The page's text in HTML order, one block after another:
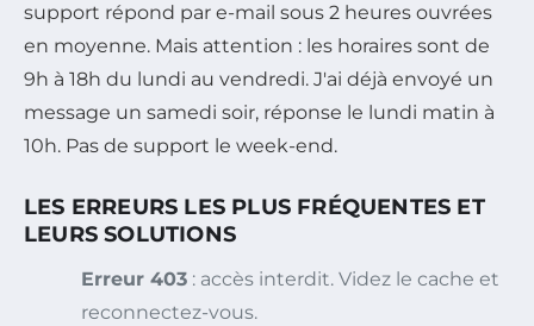
support répond par e-mail sous 2 heures ouvrées
en moyenne. Mais attention : les horaires sont de
9h à 18h du lundi au vendredi. J'ai déjà envoyé un
message un samedi soir, réponse le lundi matin à
10h. Pas de support le week-end.
LES ERREURS LES PLUS FRÉQUENTES ET
LEURS SOLUTIONS
Erreur 403 : accès interdit. Videz le cache et
reconnectez-vous.